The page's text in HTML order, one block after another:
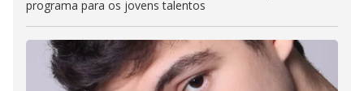
programa para os jovens talentos